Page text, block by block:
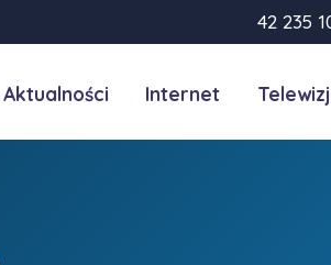
42 235
Aktualności Internet